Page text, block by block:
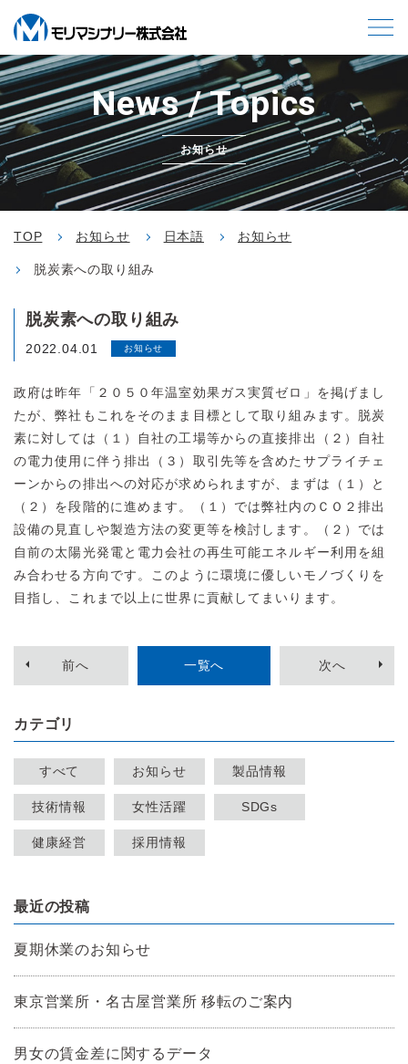
News / Topics
お知らせ
TOP お知らせ 日本語 お知らせ
脱炭素への取り組み
脱炭素への取り組み
2022.04.01 お知らせ
政府は昨年「２０５０年温室効果ガス実質ゼロ」を掲げまし
たが、弊社もこれをそのまま目標として取り組みます。脱炭
素に対しては（１）自社の工場等からの直接排出（２）自社
の電力使用に伴う排出（３）取引先等を含めたサプライチェ
ーンからの排出への対応が求められますが、まずは（１）と
（２）を段階的に進めます。（１）では弊社内のＣＯ２排出
設備の見直しや製造方法の変更等を検討します。（２）では
自前の太陽光発電と電力会社の再生可能エネルギー利用を組
み合わせる方向です。このように環境に優しいモノづくりを
目指し、これまで以上に世界に貢献してまいります。
前へ 一覧へ 次へ
カテゴリ
すべて お知らせ 製品情報
技術情報 女性活躍 SDGs
健康経営 採用情報
最近の投稿
夏期休業のお知らせ
東京営業所・名古屋営業所 移転のご案内
男女の賃金差に関するデータ